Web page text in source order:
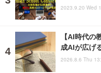
2023.9.20 Wed
【AI時代
成AIが広げ
2026.8.6 Thu